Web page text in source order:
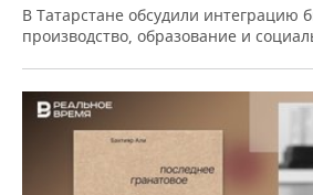
В Татарстане обсудили интеграцию
производство, образование и